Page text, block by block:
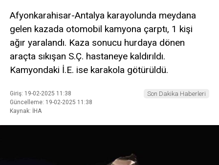
Afyonkarahisar-Antalya karayolunda meydana
gelen kazada otomobil kamyona çarptı, 1 kişi
ağır yaralandı. Kaza sonucu hurdaya dönen
araçta sıkışan S.Ç. hastaneye kaldırıldı.
Kamyondaki İ.E. ise karakola götürüldü.
Giriş: 19-02-2025 11:38
Güncelleme: 19-02-2025 11:38
Kaynak: İHA
Son Dakika Haberleri